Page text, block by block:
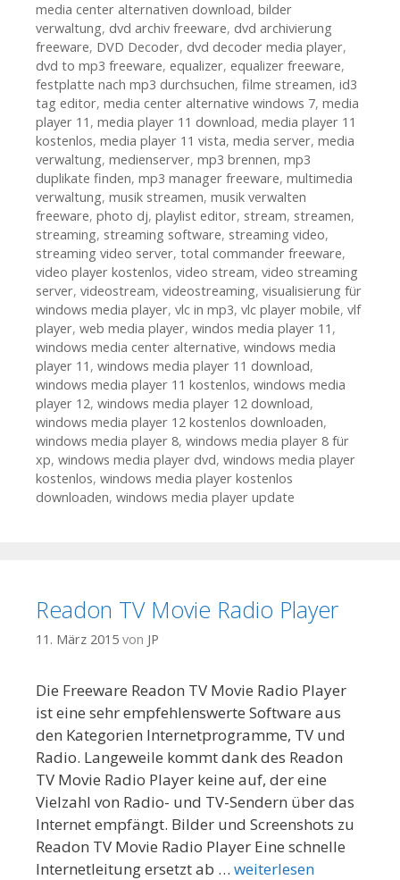
media center alternativen download, bilder
verwaltung, dvd archiv freeware, dvd archivierung
freeware, DVD Decoder, dvd decoder media player,
dvd to mp3 freeware, equalizer, equalizer freeware,
festplatte nach mp3 durchsuchen, filme streamen, id3
tag editor, media center alternative windows 7, media
player 11 , media player 11 download, media player 11
kostenlos, media player 11 vista, media server, media
verwaltung, medienserver, mp3 brennen, mp3
duplikate finden, mp3 manager freeware, multimedia
verwaltung, musik streamen, musik verwalten
freeware, photo dj, playlist editor, stream, streamen,
streaming, streaming software, streaming video,
streaming video server, total commander freeware,
video player kostenlos, video stream, video streaming
server, videostream, videostreaming, visualisierung für
windows media player, vlc in mp3, vlc player mobile, vlf
player, web media player, windos media player 11 ,
windows media center alternative, windows media
player 11 , windows media player 11 download,
windows media player 11 kostenlos, windows media
player 12, windows media player 12 download,
windows media player 12 kostenlos downloaden,
windows media player 8, windows media player 8 für
xp, windows media player dvd, windows media player
kostenlos, windows media player kostenlos
downloaden, windows media player update
Readon TV Movie Radio Player
11. März 2015 von JP
Die Freeware Readon TV Movie Radio Player
ist eine sehr empfehlenswerte Software aus
den Kategorien Internetprogramme, TV und
Radio. Langeweile kommt dank des Readon
TV Movie Radio Player keine auf, der eine
Vielzahl von Radio- und TV-Sendern über das
Internet empfängt. Bilder und Screenshots zu
Readon TV Movie Radio Player Eine schnelle
Internetleitung ersetzt ab … weiterlesen